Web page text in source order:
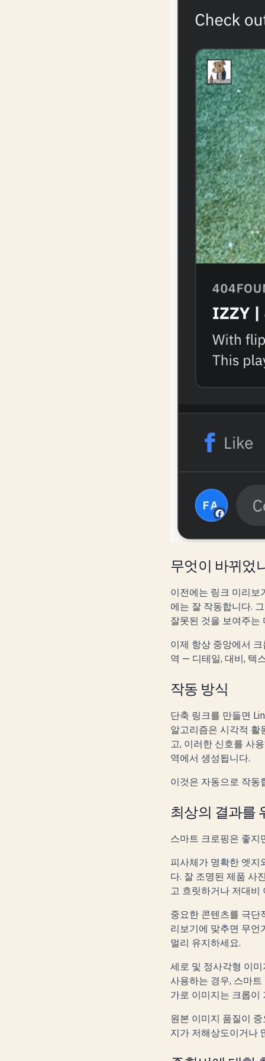
무엇이 바뀌었
이전에는 링크 미리보
에는 잘 작동합니다.
잘못된 것을 보여주는
이제 항상 중앙에서
역 — 디테일, 대비, 텍
작동 방식
단축 링크를 만들면
알고리즘은 시각적
고, 이러한 신호를 사
역에서 생성됩니다.
이것은 자동으로 작동
최상의 결과를
스마트 크로핑은 좋지
피사체가 명확한 엣지
다. 잘 조명된 제품 사
고 흐릿하거나 저대비
중요한 콘텐츠를 극단
리보기에 맞추면 무언
멀리 유지하세요.
세로 및 정사각형 이
사용하는 경우, 스마
가로 이미지는 크롭이
원본 이미지 품질이
지가 저해상도이거나